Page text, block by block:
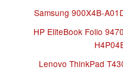
Samsung 900X4B-
HP EliteBook Folio
Lenovo ThinkPad